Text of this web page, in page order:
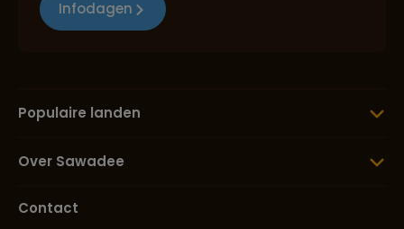
Infodagen
Populaire landen
Over Sawadee
Contact